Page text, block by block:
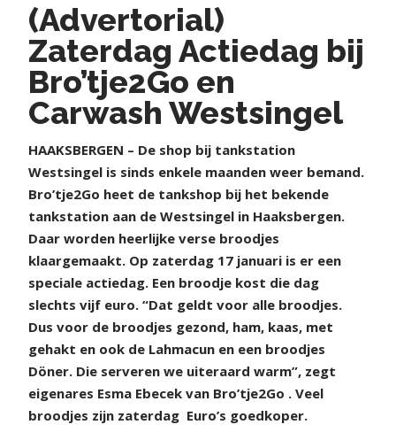
(Advertorial)
Zaterdag Actiedag bij
Bro’tje2Go en
Carwash Westsingel
HAAKSBERGEN – De shop bij tankstation
Westsingel is sinds enkele maanden weer bemand.
Bro’tje2Go heet de tankshop bij het bekende
tankstation aan de Westsingel in Haaksbergen.
Daar worden heerlijke verse broodjes
klaargemaakt. Op zaterdag 17 januari is er een
speciale actiedag. Een broodje kost die dag
slechts vijf euro. “Dat geldt voor alle broodjes.
Dus voor de broodjes gezond, ham, kaas, met
gehakt en ook de Lahmacun en een broodjes
Döner. Die serveren we uiteraard warm”, zegt
eigenares Esma Ebecek van Bro’tje2Go . Veel
broodjes zijn zaterdag Euro’s goedkoper.